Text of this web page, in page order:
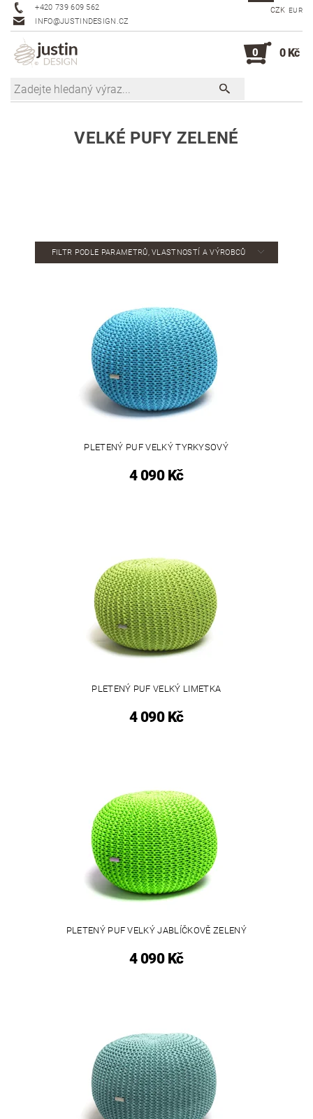
+420 739 609 562
INFO@JUSTINDESIGN.CZ
CZK EUR
0 0 Kč
VELKÉ PUFY ZELENÉ
FILTR PODLE PARAMETRŮ, VLASTNOSTÍ A VÝROBCŮ
PLETENÝ PUF VELKÝ TYRKYSOVÝ
4 090 Kč
PLETENÝ PUF VELKÝ LIMETKA
4 090 Kč
PLETENÝ PUF VELKÝ JABLÍČKOVĚ ZELENÝ
4 090 Kč